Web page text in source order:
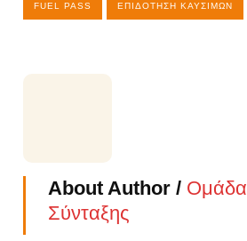
FUEL PASS ΕΠΙΔΌΤΗΣΗ ΚΑΥΣΊΜΩΝ
About Author / Ομάδα
Σύνταξης